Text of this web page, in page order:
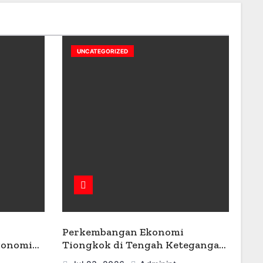
UNCATEGORIZED
Perkembangan Ekonomi
Tiongkok di Tengah Ketegangan
Geopolitik